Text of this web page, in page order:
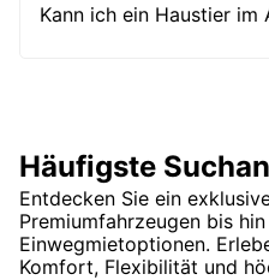
Kann ich ein Haustier
Häufigste
Entdecken Sie ein
Premiumfahrzeugen bis
Einwegmietoptionen.
Komfort, Flexibilität und